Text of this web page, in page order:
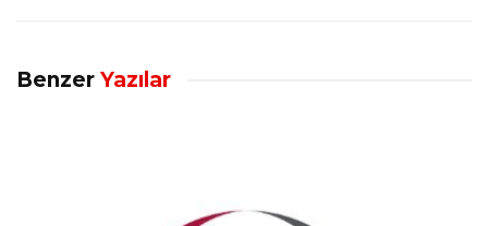
Benzer Yazılar